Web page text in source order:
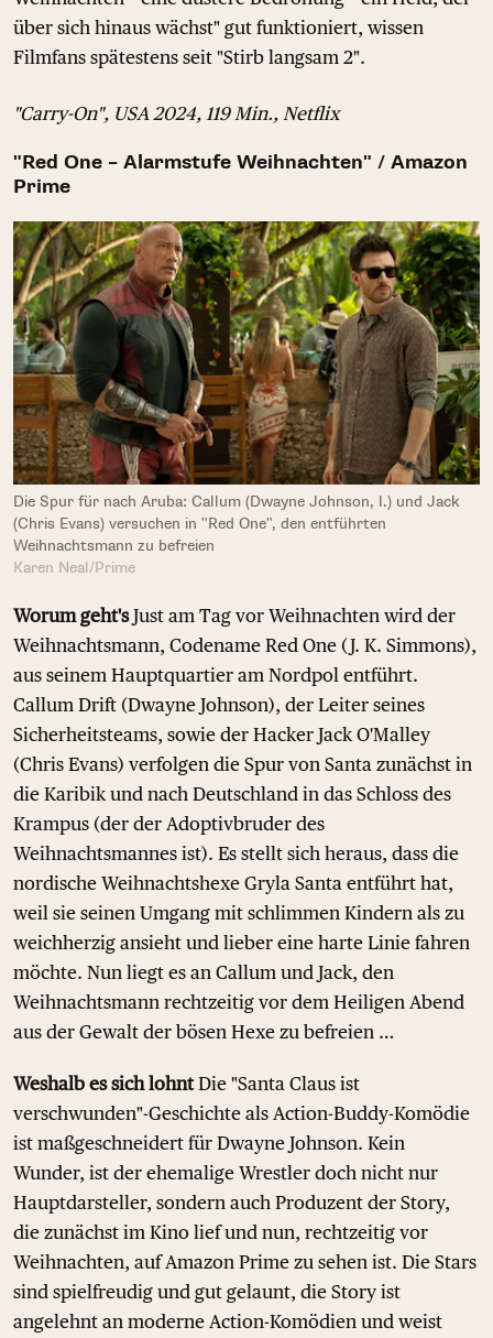
über sich hinaus wächst" gut funktioniert, wissen
Filmfans spätestens seit "Stirb langsam 2".
"Carry-On", USA 2024, 119 Min., Netflix
"Red One – Alarmstufe Weihnachten" / Amazon
Prime
Die Spur für nach Aruba: Callum (Dwayne Johnson, l.) und Jack
(Chris Evans) versuchen in "Red One", den entführten
Weihnachtsmann zu befreien
Karen Neal/Prime
Worum geht'sJust am Tag vor Weihnachten wird der
Weihnachtsmann, Codename Red One (J. K. Simmons),
aus seinem Hauptquartier am Nordpol entführt.
Callum Drift (Dwayne Johnson), der Leiter seines
Sicherheitsteams, sowie der Hacker Jack O'Malley
(Chris Evans) verfolgen die Spur von Santa zunächst in
die Karibik und nach Deutschland in das Schloss des
Krampus (der der Adoptivbruder des
Weihnachtsmannes ist). Es stellt sich heraus, dass die
nordische Weihnachtshexe Gryla Santa entführt hat,
weil sie seinen Umgang mit schlimmen Kindern als zu
weichherzig ansieht und lieber eine harte Linie fahren
möchte. Nun liegt es an Callum und Jack, den
Weihnachtsmann rechtzeitig vor dem Heiligen Abend
aus der Gewalt der bösen Hexe zu befreien …
Weshalb es sich lohntDie "Santa Claus ist
verschwunden"-Geschichte als Action-Buddy-Komödie
ist maßgeschneidert für Dwayne Johnson. Kein
Wunder, ist der ehemalige Wrestler doch nicht nur
Hauptdarsteller, sondern auch Produzent der Story,
die zunächst im Kino lief und nun, rechtzeitig vor
Weihnachten, auf Amazon Prime zu sehen ist. Die Stars
sind spielfreudig und gut gelaunt, die Story ist
angelehnt an moderne Action-Komödien und weist